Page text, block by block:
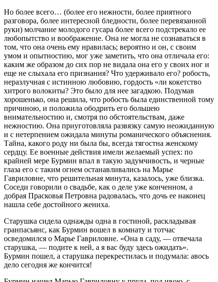
Но более всего… (более его нежности, более приятного
разговора, более интересной бледности, более перевязанной
руки) молчание молодого гусара более всего подстрекало ее
любопытство и воображение. Она не могла не сознаваться в
том, что она очень ему нравилась; вероятно и он, с своим
умом и опытностию, мог уже заметить, что она отличала его:
каким же образом до сих пор не видала она его у своих ног и
еще не слыхала его признания? Что удерживало его? робость,
неразлучная с истинною любовию, гордость «ли кокетство
хитрого волокиты? Это было для нее загадкою. Подумав
хорошенько, она решила, что робость была единственной тому
причиною, и положила ободрить его большею
внимательностию и, смотря по обстоятельствам, даже
нежностию. Она приуготовляла развязку самую неожиданную
и с нетерпением ожидала минуты романического объяснения.
Тайна, какого роду ни была бы, всегда тягостна женскому
сердцу. Ее военные действия имели желаемый успех: по
крайней мере Бурмин впал в такую задумчивость, и черные
глаза его с таким огнем останавливались на Марье
Гавриловне, что решительная минута, казалось, уже близка.
Соседи говорили о свадьбе, как о деле уже конченном, а
добрая Прасковья Петровна радовалась, что дочь ее наконец
нашла себе достойного жениха.
Старушка сидела однажды одна в гостиной, раскладывая
гранпасьянс, как Бурмин вошел в комнату и тотчас
осведомился о Марье Гавриловне. «Она в саду, — отвечала
старушка, — подите к ней, а я вас буду здесь ожидать».
Бурмин пошел, а старушка перекрестилась и подумала: авось
дело сегодня же кончится!